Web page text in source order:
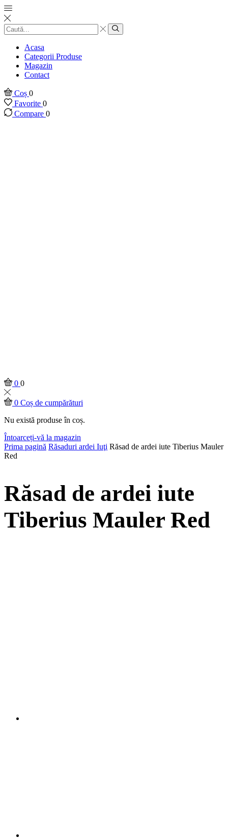
Introducere
căutare
Căutare
Acasa
Categorii Produse
Magazin
Contact
Coș 0
Favorite 0
Compare 0
0 0
0 Coș de cumpărături
Nu există produse în coș.
Întoarceți-vă la magazin
Prima pagină Răsaduri ardei Iuţi Răsad de ardei iute Tiberius Mauler
Red
Răsad de ardei iute
Tiberius Mauler Red